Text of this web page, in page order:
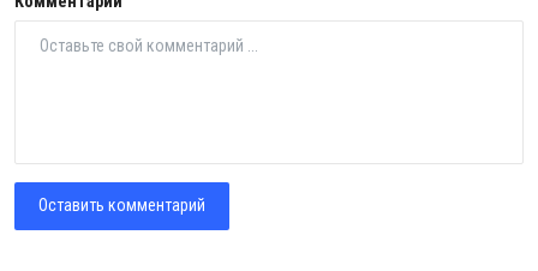
Оставить комментарий